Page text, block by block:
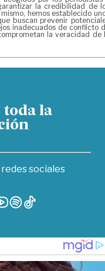
la credibilidad de
hemos establecido
buscan prevenir
inadecuados de conflicto
la veracidad de
toda la
sociales